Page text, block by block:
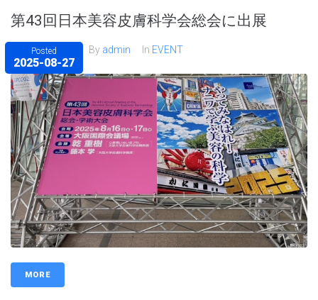
第43回日本美容皮膚科学会総会に出展
By admin In EVENT
Posted
2025-08-27
MORE